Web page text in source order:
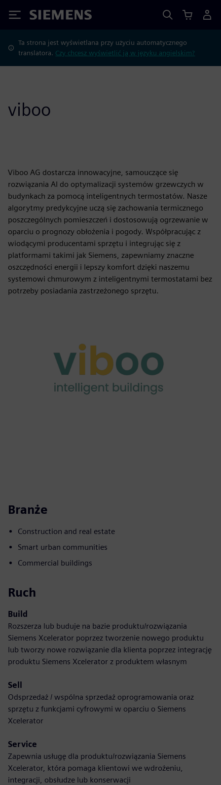
Siemens
Ta strona jest wyświetlana przy użyciu automatycznego
translatora. Czy chcesz wyświetlić ją w języku angielskim?
viboo
Viboo AG dostarcza innowacyjne, samouczące się
rozwiązania AI do optymalizacji systemów grzewczych w
budynkach za pomocą inteligentnych termostatów. Nasze
algorytmy predykcyjne uczą się zachowania termicznego
poszczególnych pomieszczeń i dostosowują ogrzewanie w
oparciu o prognozy obłożenia i pogody. Współpracując z
wiodącymi producentami sprzętu i integrując się z
platformami takimi jak Siemens, zapewniamy znaczne
oszczędności energii i lepszy komfort dzięki naszemu
systemowi chmurowym z inteligentnymi termostatami bez
potrzeby posiadania zastrzeżonego sprzętu.
Branże
Construction and real estate
Smart urban communities
Commercial buildings
Ruch
Build
Rozszerza lub buduje na bazie produktu/rozwiązania
Siemens Xcelerator poprzez tworzenie nowego produktu
lub tworzy nowe rozwiązanie dla klienta poprzez integrację
produktu Siemens Xcelerator z produktem własnym
Sell
Odsprzedaż / wspólna sprzedaż oprogramowania oraz
sprzętu z funkcjami cyfrowymi w oparciu o Siemens
Xcelerator
Service
Zapewnia usługę dla produktu/rozwiązania Siemens
Xcelerator, która pomaga klientowi we wdrożeniu,
integracji, obsłudze lub konserwacji